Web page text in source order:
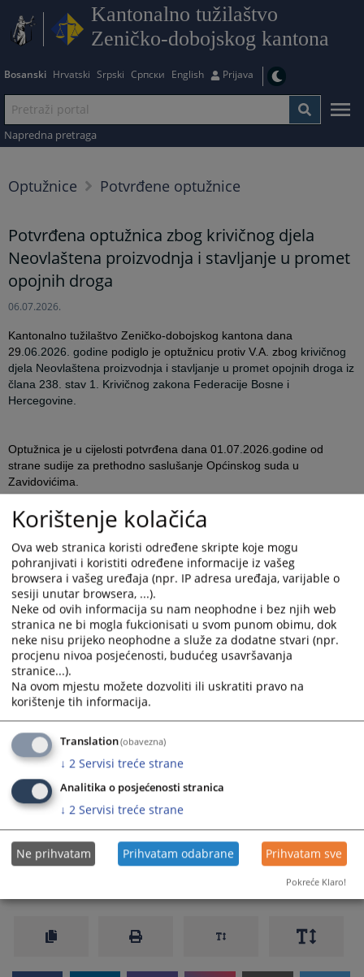
Kantonalno tužilaštvo
Zeničko-dobojskog kantona
Bosanski Hrvatski Srpski Српски English Prijava
Napredna pretraga
Optužnice Potvrđene optužnice
Potvrđena optužnica zbog krivičnog djela
Neovlaštena proizvodnja i stavljanje u promet
opojnih droga
06.07.2026.
Kantonalno tužilaštvo Zeničko-dobojskog kantona dana
29.06.2026. godine podiglo je optužnicu protiv V.A. zbog krivičnog
djela Neovlaštena proizvodnja i stavljanje u promet opojnih droga iz
člana 238. stav 1. Krivičnog zakona Federacije Bosne i
Hercegovine.
Optužnica je u cijelosti potvrđena dana 01.07.2026.godine od
strane sudije za prethodno saslušanje Općinskog suda u
Zavidovićima.
*Molimo Vas da pri preuzimanju ili prenošenju informacija koje
objavljuje Kantonalno tužilaštvo Zeničko-dobojskog kantona o
predmetima u kojima su osobe osumnjičene ili optužene za
krivična djela, imate u vidu presumpciju nevinosti iz člana 3.
Zakona o krivičnom postupku F BiH u kojem je u stavu 1.
definisano da se svako smatra nevinim za krivično djelo dok se
pravomoćnom presudom ne utvrdi njegova krivnja.
Optužnica koja se nalazi u prilogu objave je anonimizirana u cilju
Prikazana vijest je na: Bosanski jezik
Prateći dokumenti
Optužnica V.A.
Korištenje kolačića
Ova web stranica koristi određene skripte koje mogu
pohranjivati i koristiti određene informacije iz vašeg
browsera i vašeg uređaja (npr. IP adresa uređaja, varijable o
sesiji unutar browsera, ...).
Neke od ovih informacija su nam neophodne i bez njih web
stranica ne bi mogla fukcionisati u svom punom obimu, dok
neke nisu prijeko neophodne a služe za dodatne stvari (npr.
procjenu nivoa posjećenosti, budućeg usavršavanja
stranice...).
Na ovom mjestu možete dozvoliti ili uskratiti pravo na
korištenje tih informacija.
Translation(obavezna)
↓ 2 Servisi treće strane
Analitika o posjećenosti stranica
↓ 2 Servisi treće strane
Ne prihvatam Prihvatam odabrane Prihvatam sve
Pokreće Klaro!